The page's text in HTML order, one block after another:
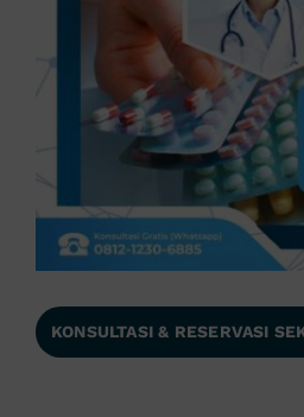
KONSULTASI & RESERVASI